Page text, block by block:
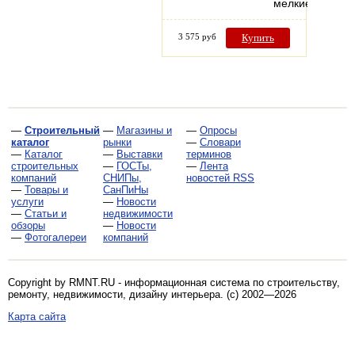
мелкие…
3 575 руб Купить
— Строительный
каталог
— Каталог
строительных
компаний
— Товары и
услуги
— Статьи и
обзоры
— Фотогалереи
— Магазины и
рынки
— Выставки
— ГОСТы,
СНИПы,
СанПиНы
— Новости
недвижимости
— Новости
компаний
— Опросы
— Словари
терминов
— Лента
новостей RSS
Copyright by RMNT.RU - информационная система по строительству,
ремонту, недвижимости, дизайну интерьера . (c) 2002—2026
Карта сайта